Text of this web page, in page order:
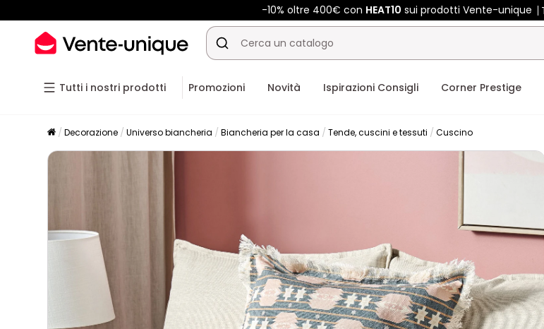
-10% oltre 400€ con HEAT10 sui prodotti Vente-unique
Tutti i nostri prodotti Promozioni Novità Ispirazioni Consigli Corner Prestige
Decorazione Universo biancheria Biancheria per la casa Tende, cuscini e tessuti Cuscino